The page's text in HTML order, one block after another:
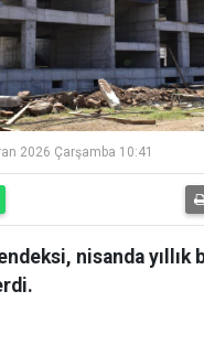
2026 Çarşamba 10:41
nisanda yıllık